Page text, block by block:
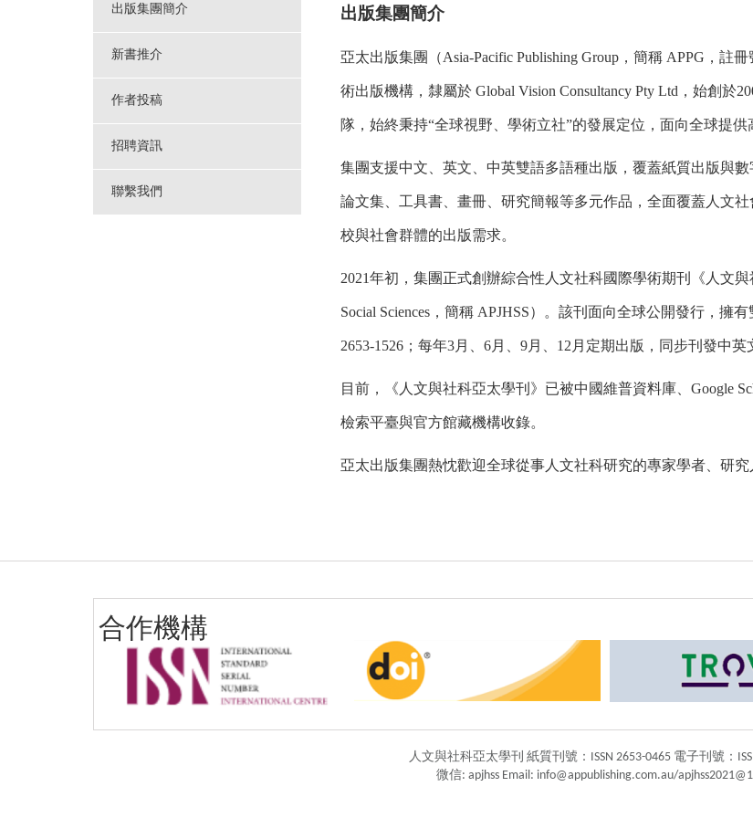
出版集團簡介
新書推介
作者投稿
招聘資訊
聯繫我們
出版集團簡介
亞太出版集團（Asia-Pacific Publishing Group，簡稱 APPG ，註冊
術出版機構，隸屬於 Global Vision Consultancy Pty Ltd，始創於
隊，始終秉持“全球視野、學術立社”的發展定位，面向全球提供
集團支援中文、英文、中英雙語多語種出版，覆蓋紙質出版與
論文集、工具書、畫冊、研究簡報等多元作品，全面覆蓋人文
校與社會群體的出版需求。
2021年初，集團正式創辦綜合性人文社科國際學術期刊《人文
Social Sciences，簡稱 APJHSS）。該刊面向全球公開發行，擁有
2653-1526；每年3月、 6月、 9月、 12月定期出版，同步刊發中英
目前，《人文與社科亞太學刊》已被中國維普資料庫、 Google
檢索平臺與官方館藏機構收錄。
亞太出版集團熱忱歡迎全球從事人文社科研究的專家學者、研究
合作機構
人文與社科亞太學刊 紙質刊號：ISSN 2653-0465 電子刊號：
微信: apjhss Email: info@appublishing.com.au/